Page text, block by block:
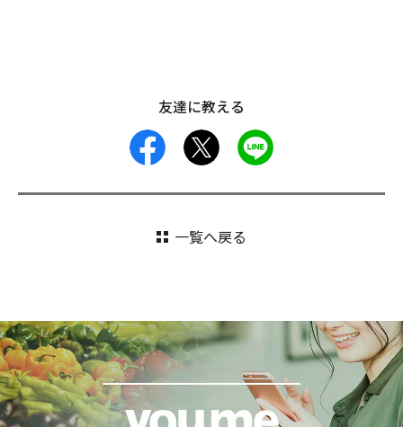
友達に教える
facebook
一覧へ戻る